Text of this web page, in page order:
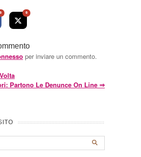
0 0
per inviare un commento.
Partono Le Denunce On Line ⇒